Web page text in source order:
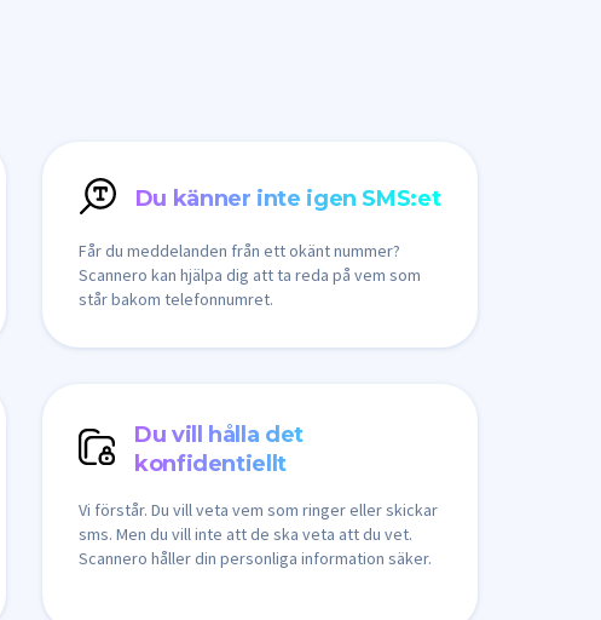
Du känner inte igen SMS:et
Får du meddelanden från ett okänt nummer?
Scannero kan hjälpa dig att ta reda på vem som
står bakom telefonnumret.
Du vill hålla det
konfidentiellt
Vi förstår. Du vill veta vem som ringer eller skickar
sms. Men du vill inte att de ska veta att du vet.
Scannero håller din personliga information säker.